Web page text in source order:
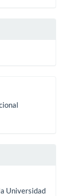
Universidad